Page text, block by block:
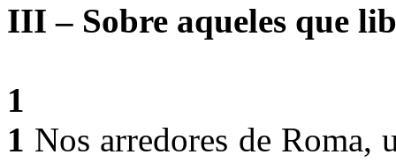
III – Sobre aqueles que
1
1 Nos arredores de Roma,